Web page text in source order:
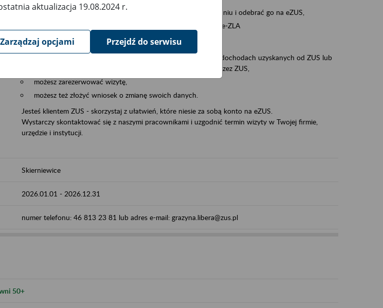
możesz złożyć wniosek o wydanie zaświadczenia o niezaleganiu i odebrać go na eZUS,
masz dostęp do zwolnień lekarskich swoich pracowników - e-ZLA
Jeśli jesteś świadczeniobiorcą
masz dostęp m.in. do formularza PIT 11A, czyli informacji o dochodach uzyskanych od ZUS lub
do formularza PIT 40A, czyli rocznego obliczenia podatku przez ZUS,
możesz zarezerwować wizytę,
możesz też złożyć wniosek o zmianę swoich danych.
Jesteś klientem ZUS - skorzystaj z ułatwień, które niesie za sobą konto na eZUS.
Wystarczy skontaktować się z naszymi pracownikami i uzgodnić termin wizyty w Twojej firmie,
urzędzie i instytucji.
Skierniewice
2026.01.01 - 2026.12.31
numer telefonu: 46 813 23 81 lub adres e-mail: grazyna.libera@zus.pl
50+
aktualizacja 19.08.2024 r.
Zarządzaj opcjami Przejdź do serwisu